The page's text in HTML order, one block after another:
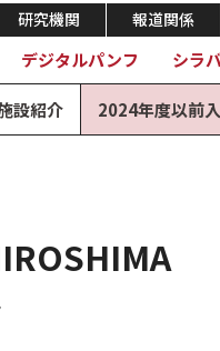
研究機関 報道関係
デジタルパンフ シラ
設紹介 2024年度以前